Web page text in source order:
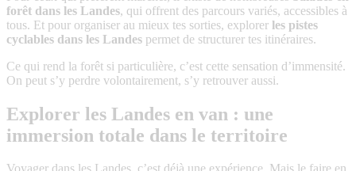
forêt dans les Landes, qui offrent des parcours variés, accessibles à
tous. Et pour organiser au mieux tes sorties, explorer les pistes
cyclables dans les Landes permet de structurer tes itinéraires.
Ce qui rend la forêt si particulière, c’est cette sensation d’immensité.
On peut s’y perdre volontairement, s’y retrouver aussi.
Explorer les Landes en van : une
immersion totale dans le territoire